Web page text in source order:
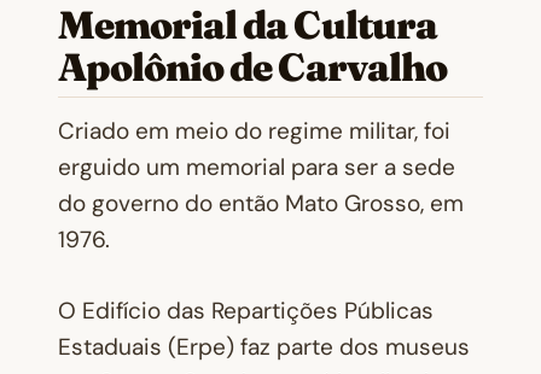
Memorial da Cultura
Apolônio de Carvalho
Criado em meio do regime militar, foi
erguido um memorial para ser a sede
do governo do então Mato Grosso, em
1976.
O Edifício das Repartições Públicas
Estaduais (Erpe) faz parte dos museus